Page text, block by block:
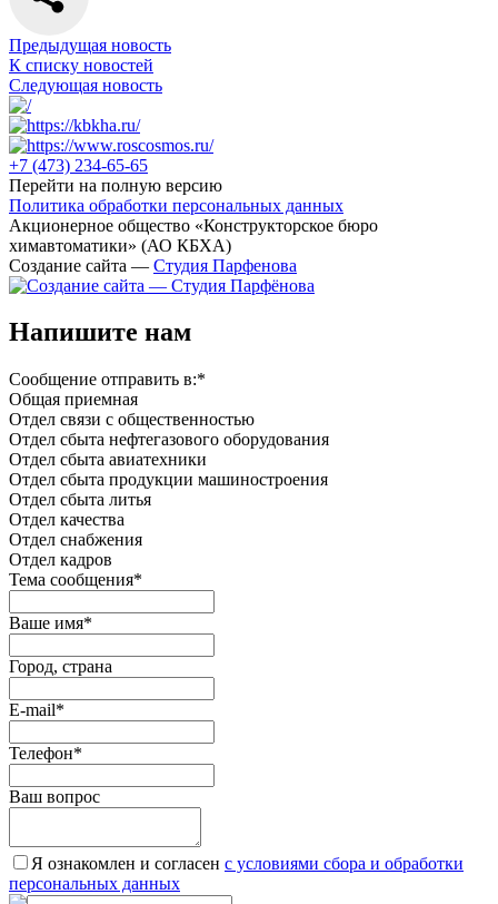
Предыдущая новость
К списку новостей
Следующая новость
+7 (473) 234-65-65
Перейти на полную версию
Политика обработки персональных данных
Акционерное общество «Конструкторское бюро
химавтоматики» (АО КБХА)
Создание сайта — Студия Парфенова
Напишите нам
Сообщение отправить в:*
Общая приемная
Отдел связи с общественностью
Oтдел сбыта нефтегазового оборудования
Отдел сбыта авиатехники
Отдел сбыта продукции машиностроения
Отдел сбыта литья
Отдел качества
Oтдел снабжения
Отдел кадров
Тема сообщения*
Ваше имя*
Город, страна
E-mail*
Телефон*
Ваш вопрос
Я ознакомлен и согласен c условиями сбора и обработки
персональных данных